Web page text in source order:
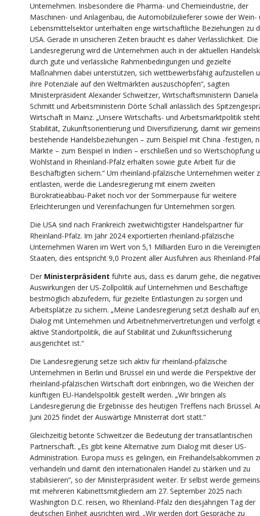
Unternehmen. Insbesondere die Pharma- und Chemieindustrie, der
Maschinen- und Anlagenbau, die Automobilzulieferer sowie der Wein-
Lebensmittelsektor unterhalten enge wirtschaftliche Beziehungen zu
USA. Gerade in unsicheren Zeiten braucht es daher Verlässlichkeit. Die
Landesregierung wird die Unternehmen auch in der aktuellen
durch gute und verlässliche Rahmenbedingungen und gezielte
Maßnahmen dabei unterstützen, sich wettbewerbsfähig aufzustellen
ihre Potenziale auf den Weltmärkten auszuschöpfen“, sagten
Ministerpräsident Alexander Schweitzer, Wirtschaftsministerin Daniela
Schmitt und Arbeitsministerin Dörte Schall anlässlich des
Wirtschaft in Mainz. „Unsere Wirtschafts- und Arbeitsmarktpolitik
Stabilität, Zukunftsorientierung und Diversifizierung, damit wir
bestehende Handelsbeziehungen – zum Beispiel mit China -festigen,
Märkte – zum Beispiel in Indien – erschließen und so Wertschöpfung
Wohlstand in Rheinland-Pfalz erhalten sowie gute Arbeit für die
Beschäftigten sichern.“ Um rheinland-pfälzische Unternehmen weiter
entlasten, werde die Landesregierung mit einem zweiten
Bürokratieabbau-Paket noch vor der Sommerpause für weitere
Erleichterungen und Vereinfachungen für Unternehmen sorgen.
Die USA sind nach Frankreich zweitwichtigster Handelspartner für
Rheinland-Pfalz. Im Jahr 2024 exportierten rheinland-pfälzische
Unternehmen Waren im Wert von 5,1 Milliarden Euro in die Vereinigten
Staaten, dies entspricht 9,0 Prozent aller Ausfuhren aus Rheinland-
Der Ministerpräsident führte aus, dass es darum gehe, die
Auswirkungen der US-Zollpolitik auf Unternehmen und Beschäftige
bestmöglich abzufedern, für gezielte Entlastungen zu sorgen und
Arbeitsplätze zu sichern. „Meine Landesregierung setzt deshalb auf
Dialog mit Unternehmen und Arbeitnehmervertretungen und verfolgt
aktive Standortpolitik, die auf Stabilität und Zukunftssicherung
ausgerichtet ist.“
Die Landesregierung setze sich aktiv für rheinland-pfälzische
Unternehmen in Berlin und Brüssel ein und werde die Perspektive der
rheinland-pfälzischen Wirtschaft dort einbringen, wo die Weichen der
künftigen EU-Handelspolitik gestellt werden. „Wir bringen als
Landesregierung die Ergebnisse des heutigen Treffens nach Brüssel.
Juni 2025 findet der Auswärtige Ministerrat dort statt.“
Gleichzeitig betonte Schweitzer die Bedeutung der transatlantischen
Partnerschaft. „Es gibt keine Alternative zum Dialog mit dieser US-
Administration. Europa muss es gelingen, ein Freihandelsabkommen
verhandeln und damit den internationalen Handel zu stärken und zu
stabilisieren“, so der Ministerpräsident weiter. Er selbst werde
mit mehreren Kabinettsmitgliedern am 27. September 2025 nach
Washington D.C. reisen, wo Rheinland-Pfalz den diesjährigen Tag der
deutschen Einheit ausrichten wird. „Wir werden dort Gespräche zu